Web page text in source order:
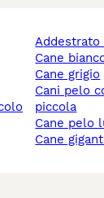
cane
cane grigio
cani pelo corto taglia
piccola
cane pelo
cane